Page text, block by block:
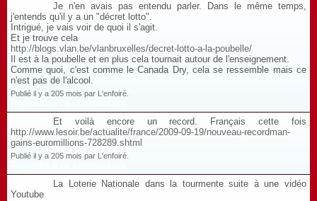
Je n'en avais pas entendu parler. Dans le même temps,
j'entends qu'il y a un "décret lotto".
Intrigué, je vais voir de quoi il s'agit.
Et je trouve cela
http://blogs.vlan.be/vlanbruxelles/decret-lotto-a-la-poubelle/
Il est à la poubelle et en plus cela tournait autour de l'enseignement.
Comme quoi, c'est comme le Canada Dry, cela se ressemble mais ce
n'est pas de l'alcool.
Publié il y a 205 mois par L'enfoiré.
Et voilà encore un record. Français cette fois
http://www.lesoir.be/actualite/france/2009-09-19/nouveau-recordman-
gains-euromillions-728289.shtml
Publié il y a 205 mois par L'enfoiré.
La Loterie Nationale dans la tourmente suite à une vidéo
Youtube